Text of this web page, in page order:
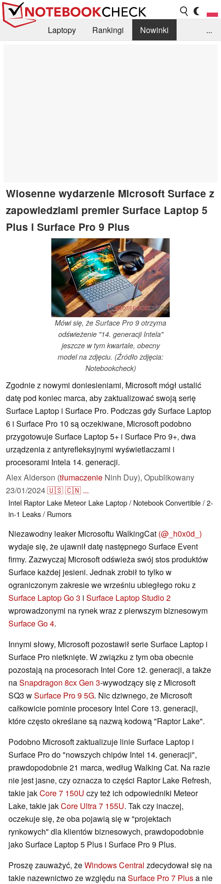
Laptopy Rankingi
Nowinki
...
Wiosenne wydarzenie Microsoft Surface z
zapowiedziami premier Surface Laptop 5
Plus i Surface Pro 9 Plus
Mówi się, że Surface Pro 9 otrzyma
odświeżenie "14. generacji Intela"
jeszcze w tym kwartale, obecny
model na zdjęciu. (Źródło zdjęcia:
Notebookcheck)
Zgodnie z nowymi doniesieniami, Microsoft mógł ustalić
datę pod koniec marca, aby zaktualizować swoją serię
Surface Laptop i Surface Pro. Podczas gdy Surface Laptop
6 i Surface Pro 10 są oczekiwane, Microsoft podobno
przygotowuje Surface Laptop 5+ i Surface Pro 9+, dwa
urządzenia z antyrefleksyjnymi wyświetlaczami i
procesorami Intela 14. generacji.
Alex Alderson (tłumaczenie Ninh Duy), Opublikowany
23/01/2024🇺🇸🇨🇳 ...
Intel Raptor Lake Meteor Lake Laptop / NotebookConvertible / 2-
in-1 Leaks / Rumors
Niezawodny leaker Microsoftu WalkingCat (@_h0x0d_)
wydaje się, że ujawnił datę następnego Surface Event
firmy. Zazwyczaj Microsoft odświeża swój stos produktów
Surface każdej jesieni. Jednak zrobił to tylko w
ograniczonym zakresie we wrześniu ubiegłego roku z
Surface Laptop Go 3 i Surface Laptop Studio 2
wprowadzonymi na rynek wraz z pierwszym biznesowym
Surface Go 4.
Innymi słowy, Microsoft pozostawił serie Surface Laptop i
Surface Pro nietknięte. W związku z tym oba obecnie
pozostają na procesorach Intel Core 12. generacji, a także
naSnapdragon 8cx Gen 3-wywodzący się z Microsoft
SQ3 wSurface Pro 9 5G. Nic dziwnego, że Microsoft
całkowicie pominie procesory Intel Core 13. generacji,
które często określane są nazwą kodową "Raptor Lake".
Podobno Microsoft zaktualizuje linie Surface Laptop i
Surface Pro do "nowszych chipów Intel 14. generacji",
prawdopodobnie 21 marca, według Walking Cat. Na razie
nie jest jasne, czy oznacza to części Raptor Lake Refresh,
takie jakCore 7 150U czy też ich odpowiedniki Meteor
Lake, takie jakCore Ultra 7 155U. Tak czy inaczej,
oczekuje się, że oba pojawią się w "projektach
rynkowych" dla klientów biznesowych, prawdopodobnie
jako Surface Laptop 5 Plus i Surface Pro 9 Plus.
Proszę zauważyć, żeWindows Central zdecydował się na
takie nazewnictwo ze względu naSurface Pro 7 Plusa nie